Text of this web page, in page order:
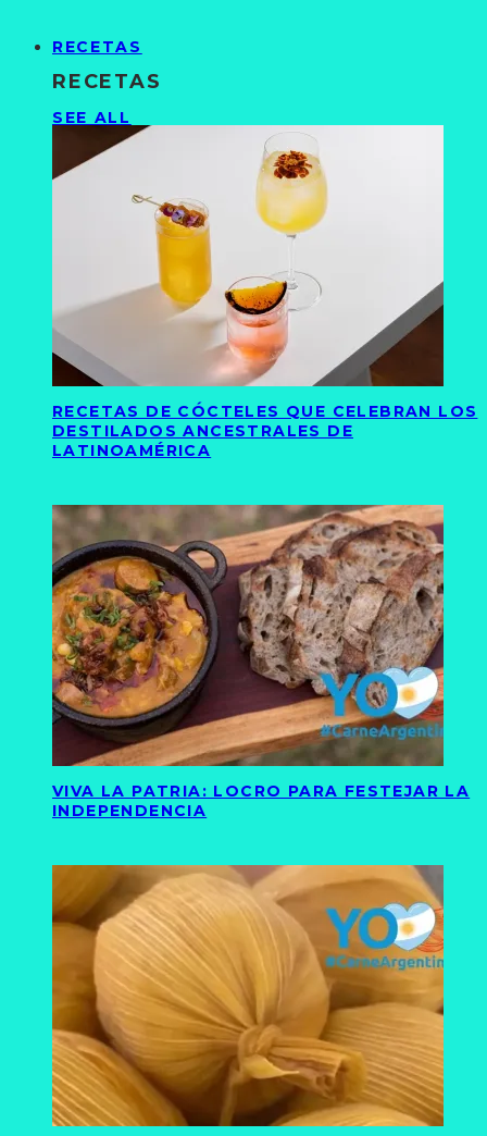
RECETAS
RECETAS
SEE ALL
RECETAS DE CÓCTELES QUE CELEBRAN LOS
DESTILADOS ANCESTRALES DE
LATINOAMÉRICA
VIVA LA PATRIA: LOCRO PARA FESTEJAR LA
INDEPENDENCIA